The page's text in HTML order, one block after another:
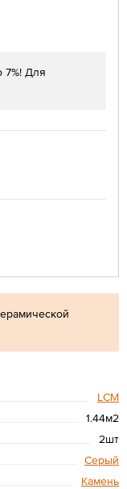
LCM
1.44м2
2шт
Серый
Камень
7%! Для